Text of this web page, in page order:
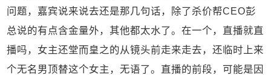
问题，嘉宾说来说去还是那几句话，除了杀价帮CEO彭
总说的有点含金量外，其他都太水了。在一个，直播就直
播吗，女主还堂而皇之的从镜头前走来走去，还临时上来
个无名男顶替这个女主，无语了。直播的前段，可能是因